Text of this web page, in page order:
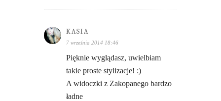
KASIA
7 września 2014 18:46
Pięknie wyglądasz, uwielbiam
takie proste stylizacje! :)
A widoczki z Zakopanego bardzo
ładne